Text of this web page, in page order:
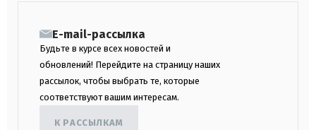
E-mail-рассылка
Будьте в курсе всех новостей и
обновлений! Перейдите на страницу наших
рассылок, чтобы выбрать те, которые
соответствуют вашим интересам.
К РАССЫЛКАМ